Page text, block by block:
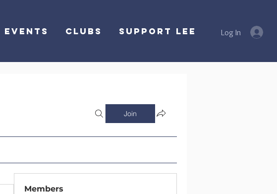
EVENTS Clubs SUPPORT LEE Log In
Join
Members